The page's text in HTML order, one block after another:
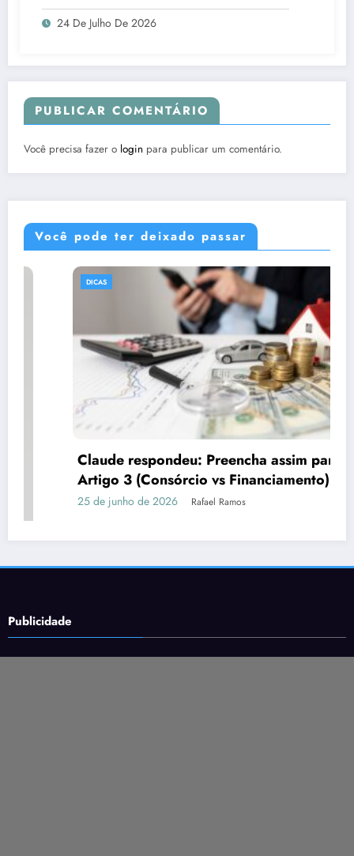
24 De Julho De 2026
PUBLICAR COMENTÁRIO
Você precisa fazer o login para publicar um comentário.
Você pode ter deixado passar
Claude respondeu: Preencha assim para o
Artigo 3 (Consórcio vs Financiamento)
25 de junho de 2026 Rafael Ramos
Publicidade